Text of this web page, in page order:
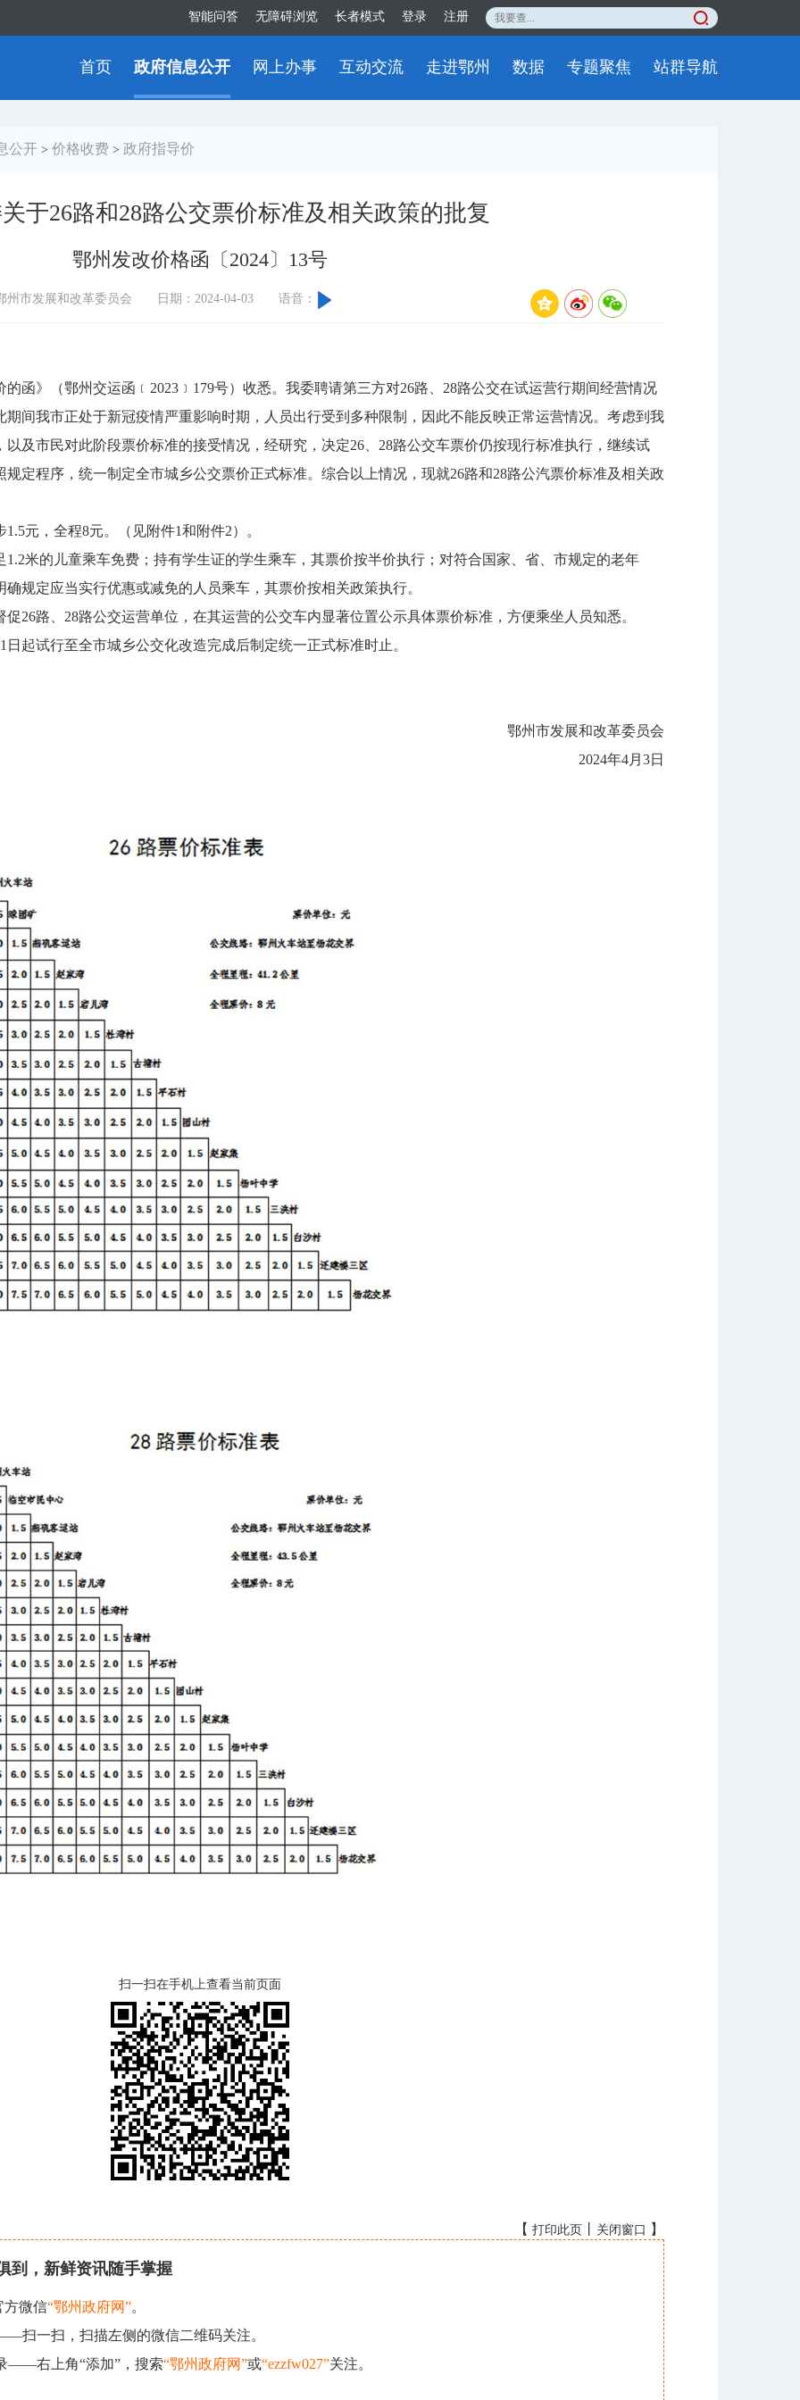
智能问答 无障碍浏览 长者模式 登录 注册
首页 政府信息公开 网上办事 互动交流 走进鄂州 数据 专题聚焦 站群导航
公开 > 价格收费 > 政府指导价
于26路和28路公交票价标准及相关政策的批复
鄂州发改价格函〔2024〕13号
州市发展和改革委员会 日期：2024-04-03 语音：
》（鄂州交运函﹝2023﹞179号）收悉。我委聘请第三方对26路、28路公交在试运营行期间经营情况
间我市正处于新冠疫情严重影响时期，人员出行受到多种限制，因此不能反映正常运营情况。考虑到我
及市民对此阶段票价标准的接受情况，经研究，决定26、28路公交车票价仍按现行标准执行，继续试
定程序，统一制定全市城乡公交票价正式标准。综合以上情况，现就26路和28路公汽票价标准及相关政
，全程8元。（见附件1和附件2）。
的儿童乘车免费；持有学生证的学生乘车，其票价按半价执行；对符合国家、省、市规定的老年
规定应当实行优惠或减免的人员乘车，其票价按相关政策执行。
路、28路公交运营单位，在其运营的公交车内显著位置公示具体票价标准，方便乘坐人员知悉。
试行至全市城乡公交化改造完成后制定统一正式标准时止。
鄂州市发展和改革委员会
2024年4月3日
扫一扫在手机上查看当前页面
【 打印此页 关闭窗口 】
到，新鲜资讯随手掌握
方微信“鄂州政府网”。
一扫，扫描左侧的微信二维码关注。
右上角“添加”，搜索“鄂州政府网”或“ezzfw027”关注。